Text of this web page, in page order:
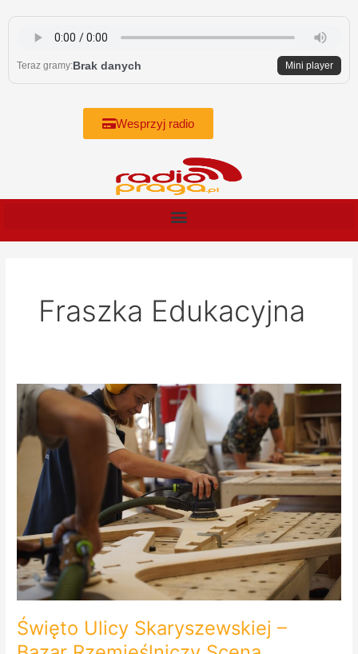
content
Teraz gramy:Brak danych Mini player
Wesprzyj radio
Fraszka Edukacyjna
Święto Ulicy Skaryszewskiej –
Święto
Ulicy
Skaryszewskiej
–
Bazar
Rzemieślniczy
Scena
Lubelska
17.09.2022
–
zapraszamy